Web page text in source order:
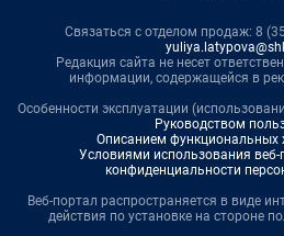
Связаться с отделом продаж: 8
Редакция сайта не несет
информации, содержащейся в
Особенности эксплуатации
Руководством
Описанием функциональных
Условиями использования веб-
конфиденциальности
Веб-портал распространяется в виде
действия по установке на стороне